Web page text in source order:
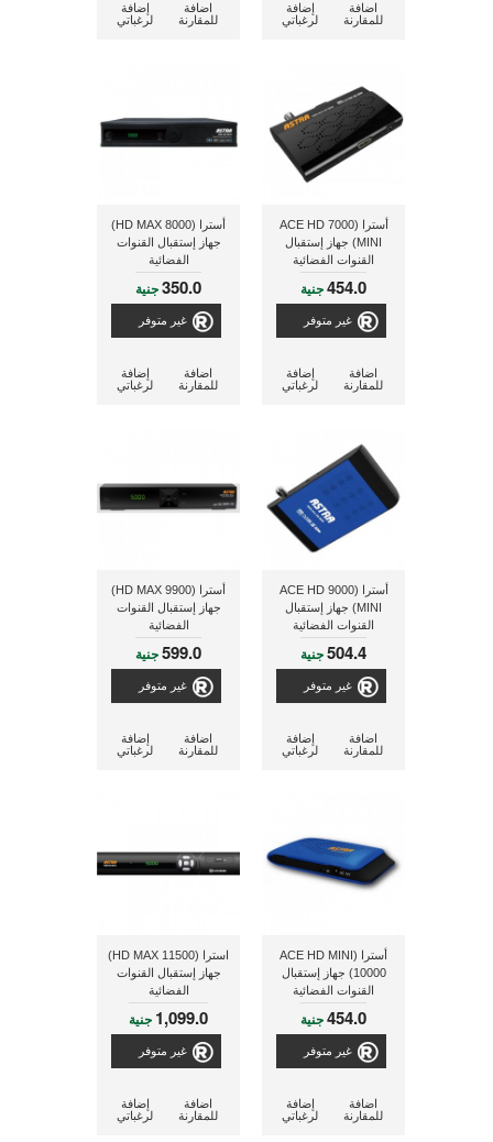
إضافة
لرغباتي
اضافة
للمقارنة
إضافة
لرغباتي
اضافة
للمقارنة
أسترا (7000 ACE HD
MINI) جهاز إستقبال
القنوات الفضائية
454.0جنية
غير متوفر
إضافة
لرغباتي
اضافة
للمقارنة
أسترا (8000 HD MAX)
جهاز إستقبال القنوات
الفضائية
350.0جنية
غير متوفر
إضافة
لرغباتي
اضافة
للمقارنة
أسترا (9000 ACE HD
MINI) جهاز إستقبال
القنوات الفضائية
504.4جنية
غير متوفر
إضافة
لرغباتي
اضافة
للمقارنة
أسترا (9900 HD MAX)
جهاز إستقبال القنوات
الفضائية
599.0جنية
غير متوفر
إضافة
لرغباتي
اضافة
للمقارنة
أسترا (ACE HD MINI
10000) جهاز إستقبال
القنوات الفضائية
454.0جنية
غير متوفر
إضافة
لرغباتي
اضافة
للمقارنة
استرا (11500 HD MAX)
جهاز إستقبال القنوات
الفضائية
1,099.0 جنية
غير متوفر
إضافة
لرغباتي
اضافة
للمقارنة